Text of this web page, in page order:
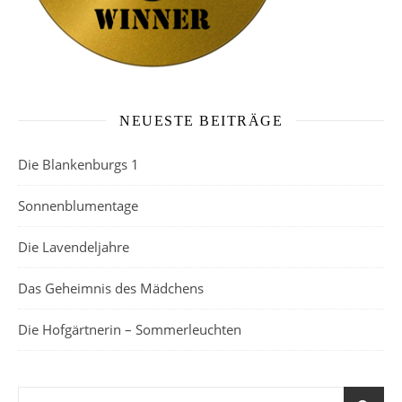
NEUESTE BEITRÄGE
Die Blankenburgs 1
Sonnenblumentage
Die Lavendeljahre
Das Geheimnis des Mädchens
Die Hofgärtnerin – Sommerleuchten